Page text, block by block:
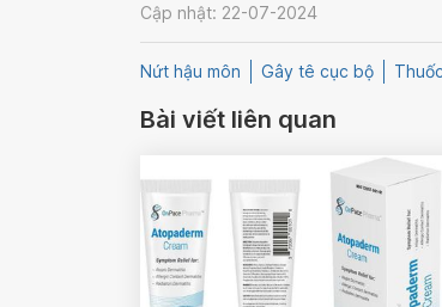
Cập nhật: 22-07-2024
Nứt hậu môn Gây tê cục bộ
Bài viết liên quan